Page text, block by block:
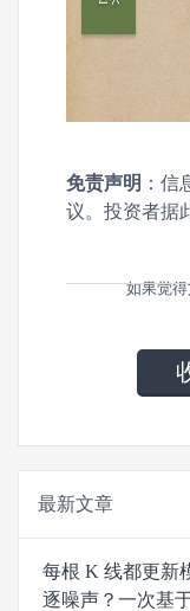
免责声明 ：
议。投资者据
如果觉
最新文章
每根 K 线都更新
逐噪声？一次基